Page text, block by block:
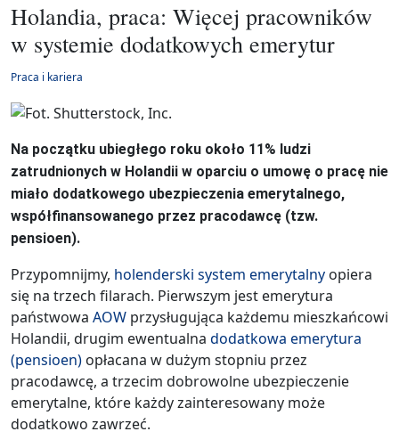
Holandia, praca: Więcej pracowników
w systemie dodatkowych emerytur
Praca i kariera
Na początku ubiegłego roku około 11% ludzi
zatrudnionych w Holandii w oparciu o umowę o pracę nie
miało dodatkowego ubezpieczenia emerytalnego,
współfinansowanego przez pracodawcę (tzw.
pensioen).
Przypomnijmy, holenderski system emerytalny opiera
się na trzech filarach. Pierwszym jest emerytura
państwowa AOW przysługująca każdemu mieszkańcowi
Holandii, drugim ewentualna dodatkowa emerytura
(pensioen) opłacana w dużym stopniu przez
pracodawcę, a trzecim dobrowolne ubezpieczenie
emerytalne, które każdy zainteresowany może
dodatkowo zawrzeć.